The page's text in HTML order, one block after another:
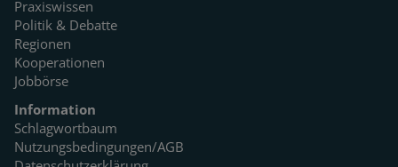
Praxiswissen
Politik & Debatte
Regionen
Kooperationen
Jobbörse
Information
Schlagwortbaum
Nutzungsbedingungen/AGB